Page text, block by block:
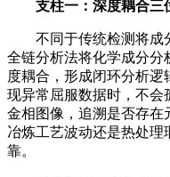
支柱一：深度耦合三
不同于传统检测将成
全链分析法将化学成分分
度耦合，形成闭环分析
现异常屈服数据时，不会
金相图像，追溯是否存在
冶炼工艺波动还是热处
靠。